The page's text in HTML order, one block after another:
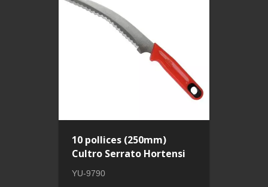
10 pollices (250mm)
Cultro Serrato Hortensi
YU-9790